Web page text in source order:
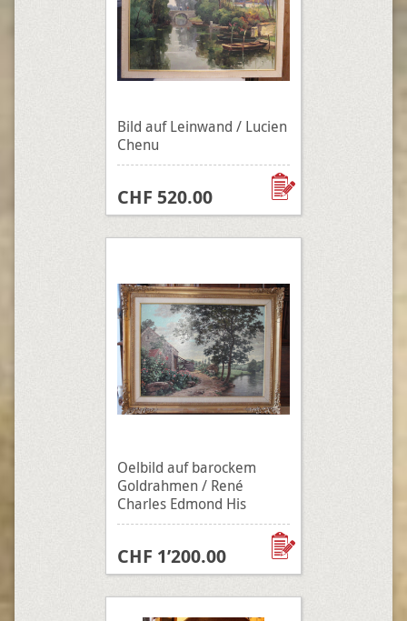
Bild auf Leinwand / Lucien
Chenu
CHF 520.00
Oelbild auf barockem
Goldrahmen / René
Charles Edmond His
CHF 1’200.00